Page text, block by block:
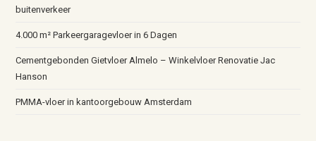
buitenverkeer
4.000 m² Parkeergaragevloer in 6 Dagen
Cementgebonden Gietvloer Almelo – Winkelvloer Renovatie Jac
Hanson
PMMA-vloer in kantoorgebouw Amsterdam